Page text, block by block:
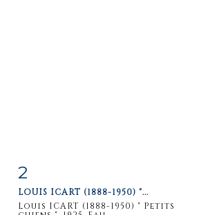
2
LOUIS ICART (1888-1950) "...
Louis ICART (1888-1950) " Petits